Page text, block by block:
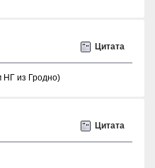
Цитата
НГ из Гродно)
Цитата